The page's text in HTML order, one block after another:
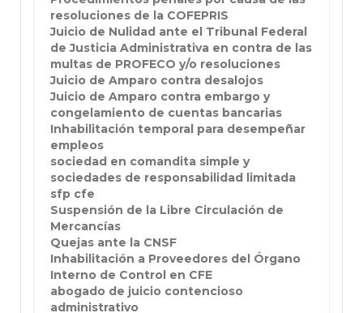
resoluciones de la COFEPRIS
Juicio de Nulidad ante el Tribunal Federal
de Justicia Administrativa en contra de las
multas de PROFECO y/o resoluciones
Juicio de Amparo contra desalojos
Juicio de Amparo contra embargo y
congelamiento de cuentas bancarias
Inhabilitación temporal para desempeñar
empleos
sociedad en comandita simple y
sociedades de responsabilidad limitada
sfp cfe
Suspensión de la Libre Circulación de
Mercancías
Quejas ante la CNSF
Inhabilitación a Proveedores del Órgano
Interno de Control en CFE
abogado de juicio contencioso
administrativo